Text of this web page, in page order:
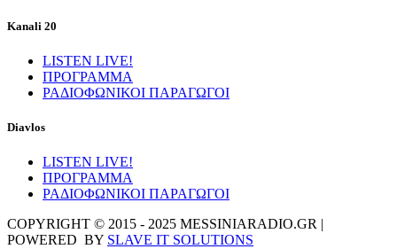
Kanali 20
LISTEN LIVE!
ΠΡΟΓΡΑΜΜΑ
ΡΑΔΙΟΦΩΝΙΚΟΙ ΠΑΡΑΓΩΓΟΙ
Diavlos
LISTEN LIVE!
ΠΡΟΓΡΑΜΜΑ
ΡΑΔΙΟΦΩΝΙΚΟΙ ΠΑΡΑΓΩΓΟΙ
COPYRIGHT © 2015 - 2025 MESSINIARADIO.GR |
POWERED BY SLAVE IT SOLUTIONS